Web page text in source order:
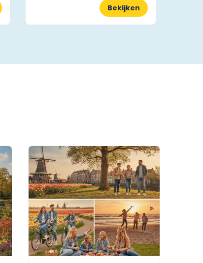
Bekijken